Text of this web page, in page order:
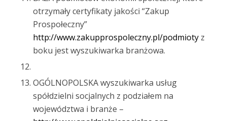
otrzymały certyfikaty jakości “Zakup
Prospołeczny”
http://www.zakupprospoleczny.pl/podmiotyz
boku jest wyszukiwarka branżowa.
OGÓLNOPOLSKA wyszukiwarka usług
spółdzielni socjalnych z podziałem na
województwa i branże –